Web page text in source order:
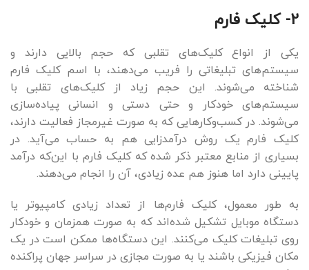
2- کلیک فارم
یکی از انواع کلیک‌های تقلبی که حجم بالایی دارند و
سیستم‌های تبلیغاتی را فریب می‌دهند، با اسم کلیک فارم
شناخته می‌شوند. این حجم زیاد از کلیک‌های تقلبی با
سیستم‌های خودکار و حتی دستی و انسانی پیاده‌سازی
می‌شوند. در کسب‌وکارهایی که به صورت غیرمجاز فعالیت دارند،
کلیک فارم یک روش درآمدزایی هم به حساب می‌آید. در
بسیاری از منابع معتبر ذکر شده که کلیک فارم با این‌که درآمد
پایینی دارد اما هنوز هم عده زیادی، آن را انجام می‌دهند.
به طور معمول، کلیک فارم‌ها از تعداد زیادی کامپیوتر یا
دستگاه موبایل تشکیل شده‌اند که به صورت همزمان و خودکار
روی تبلیغات کلیک می‌کنند. این دستگاه‌ها ممکن است در یک
مکان فیزیکی باشند یا به صورت مجازی در سراسر جهان پراکنده